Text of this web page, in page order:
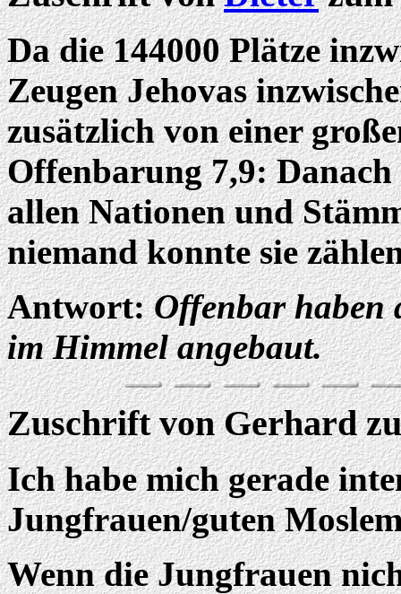
Da die 144000 Plätze
Zeugen Jehovas
zusätzlich von einer
Offenbarung 7,9: Danach
allen Nationen und
niemand konnte sie
Antwort:Offenbar haben
im Himmel angebaut.
Zuschrift von Gerhard
Ich habe mich gerade
Jungfrauen/guten
Wenn die Jungfrauen